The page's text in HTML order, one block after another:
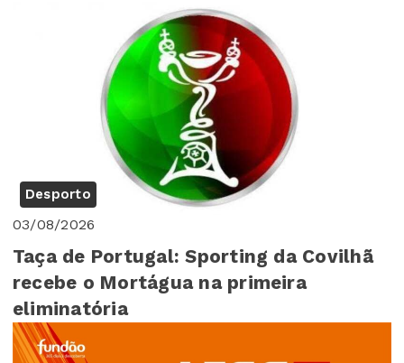
Desporto
03/08/2026
Taça de Portugal: Sporting da Covilhã
recebe o Mortágua na primeira
eliminatória